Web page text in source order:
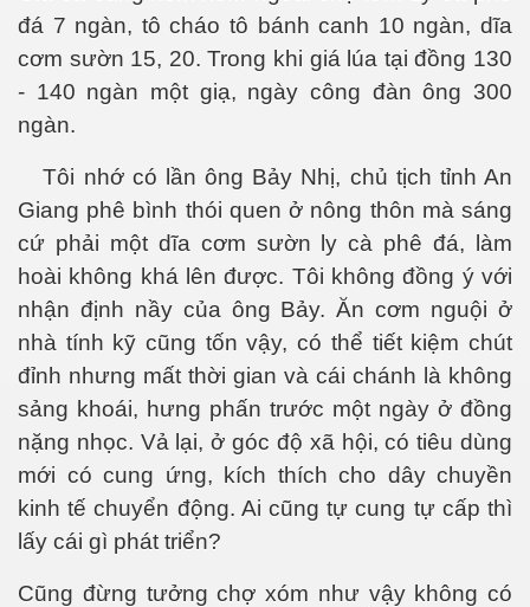
đá 7 ngàn, tô cháo tô bánh canh 10 ngàn, dĩa
cơm sườn 15, 20. Trong khi giá lúa tại đồng 130
- 140 ngàn một giạ, ngày công đàn ông 300
ngàn.
Tôi nhớ có lần ông Bảy Nhị, chủ tịch tỉnh An
Giang phê bình thói quen ở nông thôn mà sáng
cứ phải một dĩa cơm sườn ly cà phê đá, làm
hoài không khá lên được. Tôi không đồng ý với
nhận định nầy của ông Bảy. Ăn cơm nguội ở
nhà tính kỹ cũng tốn vậy, có thể tiết kiệm chút
đỉnh nhưng mất thời gian và cái chánh là không
sảng khoái, hưng phấn trước một ngày ở đồng
nặng nhọc. Vả lại, ở góc độ xã hội, có tiêu dùng
mới có cung ứng, kích thích cho dây chuyền
kinh tế chuyển động. Ai cũng tự cung tự cấp thì
lấy cái gì phát triển?
Cũng đừng tưởng chợ xóm như vậy không có
18.
19
20
21
22
23